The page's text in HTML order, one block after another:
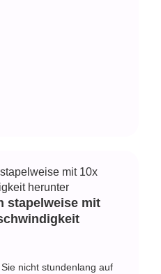
stapelweise mit
nicht stundenlang auf